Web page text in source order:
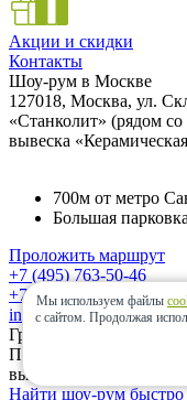
Акции и скидки
Контакты
Шоу-рум в Москве
127018, Москва, ул.
«Станколит» (рядом
вывеска
700м от метро
Большая
Проложить маршрут
+7 (495) 763-50-46
+7 (985) 833-64-30
info@ceramic-center.ru
График работы шоу-
Понедельник —
выходной день.
Найти шоу-рум быстро
Мы используем файлы
с сайтом. Продолжая